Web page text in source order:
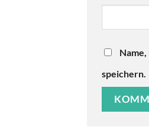
speichern.